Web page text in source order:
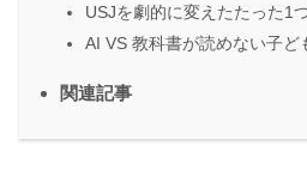
USJを劇的に変えたたった1
AI VS 教科書が読めない子ど
関連記事